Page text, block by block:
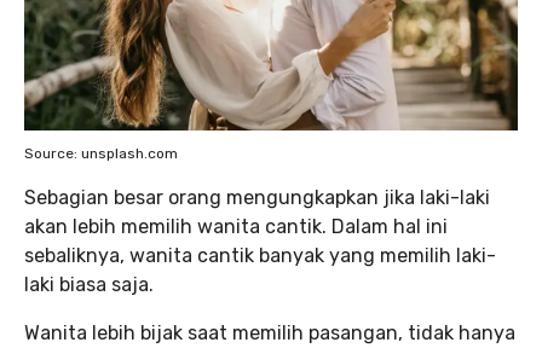
Source: unsplash.com
Sebagian besar orang mengungkapkan jika laki-laki
akan lebih memilih wanita cantik. Dalam hal ini
sebaliknya, wanita cantik banyak yang memilih laki-
laki biasa saja.
Wanita lebih bijak saat memilih pasangan, tidak hanya